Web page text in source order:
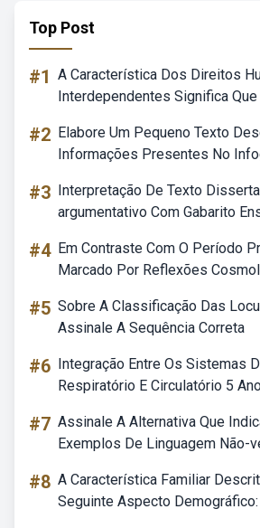
Top Post
#1 A Característica Dos Direitos
Interdependentes Significa Que
#2 Elabore Um Pequeno Texto
Informações Presentes No
#3 Interpretação De Texto
argumentativo Com Gabarito
#4 Em Contraste Com O Período
Marcado Por Reflexões
#5 Sobre A Classificação Das
Assinale A Sequência Correta
#6 Integração Entre Os Sistemas
Respiratório E Circulatório 5
#7 Assinale A Alternativa Que
Exemplos De Linguagem Não-
#8 A Característica Familiar
Seguinte Aspecto Demográfico: